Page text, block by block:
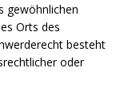
gewöhnlichen
Orts des
besteht
oder